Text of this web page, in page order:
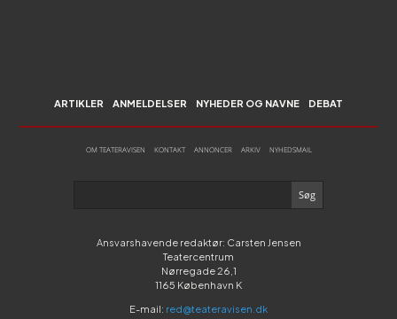
ARTIKLER ANMELDELSER NYHEDER OG NAVNE DEBAT
OM TEATERAVISEN KONTAKT ANNONCER ARKIV NYHEDSMAIL
Ansvarshavende redaktør: Carsten Jensen
Teatercentrum
Nørregade 26,1
1165 København K
E-mail: red@teateravisen.dk